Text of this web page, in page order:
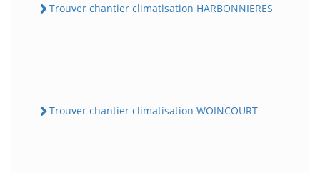
Trouver chantier climatisation HARBONNIERES
Trouver chantier climatisation WOINCOURT